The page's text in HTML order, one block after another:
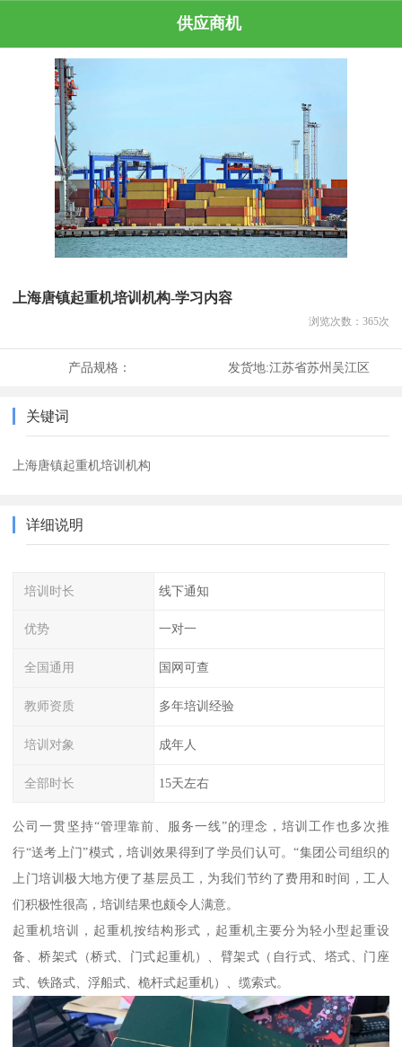
供应商机
上海唐镇起重机培训机构-学习内容
浏览次数： 365次
产品规格： 发货地:江苏省苏州吴江区
关键词
上海唐镇起重机培训机构
详细说明
培训时长 线下通知
优势 一对一
全国通用 国网可查
教师资质 多年培训经验
培训对象 成年人
全部时长 15天左右
公司一贯坚持“管理靠前、服务一线”的理念，培训工作也多次推
行“送考上门”模式，培训效果得到了学员们认可。“集团公司组织的
上门培训极大地方便了基层员工，为我们节约了费用和时间，工人
们积极性很高，培训结果也颇令人满意。
起重机培训，起重机按结构形式，起重机主要分为轻小型起重设
备、桥架式（桥式、门式起重机）、臂架式（自行式、塔式、门座
式、铁路式、浮船式、桅杆式起重机）、缆索式。